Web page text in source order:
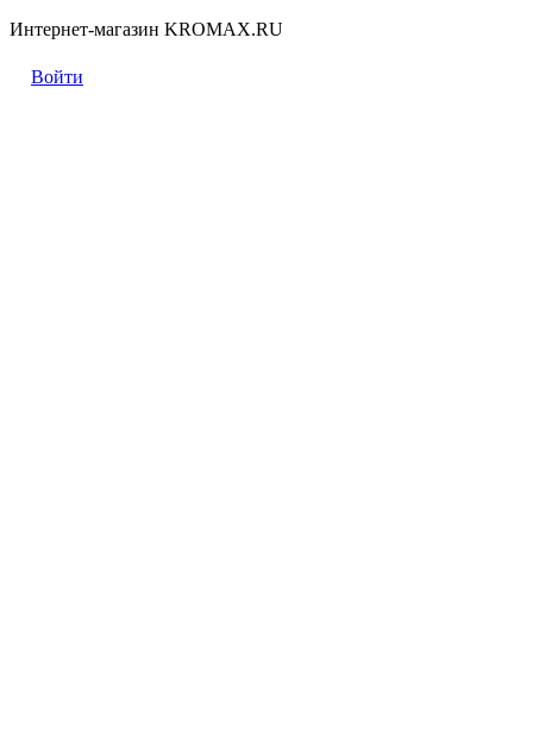
Интернет-магазин KROMAX.RU
Войти